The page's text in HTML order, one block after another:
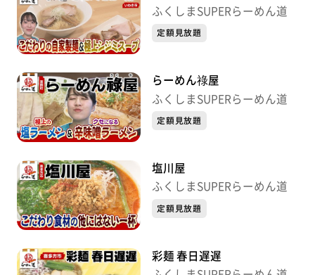
ふくしまSUPERらーめん道
定額見放題
らーめん祿屋
ふくしまSUPERらーめん道
定額見放題
塩川屋
ふくしまSUPERらーめん道
定額見放題
彩麺 春日遅遅